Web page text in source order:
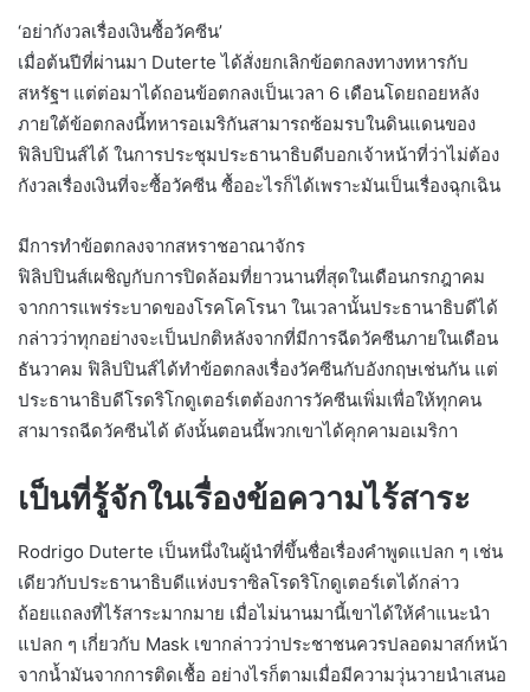
‘อย่ากังวลเรื่องเงินซื้อวัคซีน’
เมื่อต้นปีที่ผ่านมา Duterte ได้สั่งยกเลิกข้อตกลงทางทหารกับ
สหรัฐฯ แต่ต่อมาได้ถอนข้อตกลงเป็นเวลา 6 เดือนโดยถอยหลัง
ภายใต้ข้อตกลงนี้ทหารอเมริกันสามารถซ้อมรบในดินแดนของ
ฟิลิปปินส์ได้ ในการประชุมประธานาธิบดีบอกเจ้าหน้าที่ว่าไม่ต้อง
กังวลเรื่องเงินที่จะซื้อวัคซีน ซื้ออะไรก็ได้เพราะมันเป็นเรื่องฉุกเฉิน
มีการทำข้อตกลงจากสหราชอาณาจักร
ฟิลิปปินส์เผชิญกับการปิดล้อมที่ยาวนานที่สุดในเดือนกรกฎาคม
จากการแพร่ระบาดของโรคโคโรนา ในเวลานั้นประธานาธิบดีได้
กล่าวว่าทุกอย่างจะเป็นปกติหลังจากที่มีการฉีดวัคซีนภายในเดือน
ธันวาคม ฟิลิปปินส์ได้ทำข้อตกลงเรื่องวัคซีนกับอังกฤษเช่นกัน แต่
ประธานาธิบดีโรดริโกดูเตอร์เตต้องการวัคซีนเพิ่มเพื่อให้ทุกคน
สามารถฉีดวัคซีนได้ ดังนั้นตอนนี้พวกเขาได้คุกคามอเมริกา
เป็นที่รู้จักในเรื่องข้อความไร้สาระ
Rodrigo Duterte เป็นหนึ่งในผู้นำที่ขึ้นชื่อเรื่องคำพูดแปลก ๆ เช่น
เดียวกับประธานาธิบดีแห่งบราซิลโรดริโกดูเตอร์เตได้กล่าว
ถ้อยแถลงที่ไร้สาระมากมาย เมื่อไม่นานมานี้เขาได้ให้คำแนะนำ
แปลก ๆ เกี่ยวกับ Mask เขากล่าวว่าประชาชนควรปลอดมาสก์หน้า
จากน้ำมันจากการติดเชื้อ อย่างไรก็ตามเมื่อมีความวุ่นวายนำเสนอ